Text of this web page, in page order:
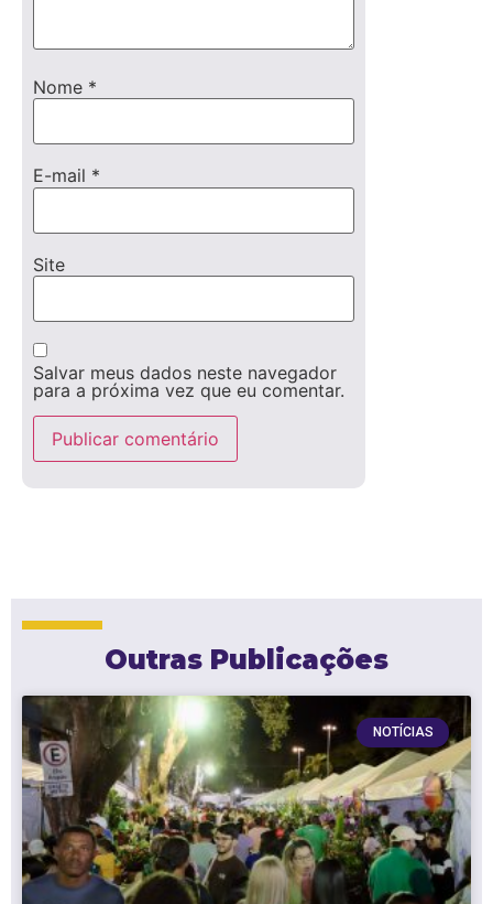
Nome *
E-mail *
Site
Salvar meus dados neste navegador
para a próxima vez que eu comentar.
Outras Publicações
NOTÍCIAS